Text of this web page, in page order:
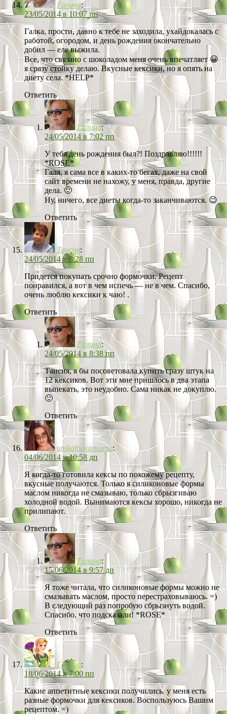
Галина:
23/05/2014 в 10:07 пп
Галка, прости, давно к тебе не заходила, ухайдокалась с
работой, огородом, и день рождения окончательно
добил — еле выжила.
Все, что связано с шоколадом меня очень впечатляет 😀
я сразу стойку делаю. Вкусные кексики, но я опять на
диету села. *HELP*
Ответить
Галина:
24/05/2014 в 7:02 пп
У тебя день рождения был?! Поздравляю!!!!!!
*ROSE*
Галя, я сама все в каких-то бегах, даже на свой
сайт времени не нахожу, у меня, правда, другие
дела. 🙂
Ну, ничего, все диеты когда-то заканчиваются. 😉
Ответить
Таисия:
24/05/2014 в 8:28 пп
Придется покупать срочно формочки. Рецепт
понравился, а вот в чем испечь — не в чем. Спасибо,
очень люблю кексики к чаю! .
Ответить
Галина:
24/05/2014 в 8:38 пп
Таисия, я бы посоветовала купить сразу штук на
12 кексиков. Вот эти мне пришлось в два этапа
выпекать, это неудобно. Сама никак не докуплю.
🙂
Ответить
unikalnayamama:
04/06/2014 в 10:58 дп
Я когда-то готовила кексы по похожему рецепту,
вкусные получаются. Только я силиконовые формы
маслом никогда не смазываю, только сбрызгиваю
холодной водой. Вынимаются кексы хорошо, никогда не
прилипают.
Ответить
Галина:
15/06/2014 в 9:57 дп
Я тоже читала, что силиконовые формы можно не
смазывать маслом, просто перестраховываюсь. =)
В следующий раз попробую сбрызнуть водой.
Спасибо, что подсказали! *ROSE*
Ответить
Галина:
18/06/2014 в 7:00 пп
Какие аппетитные кексики получились. у меня есть
разные формочки для кексиков. Воспользуюсь Вашим
рецептом. =)